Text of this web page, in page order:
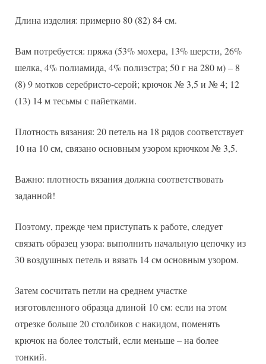
Длина изделия: примерно 80 (82) 84 см.
Вам потребуется: пряжа (53% мохера, 13% шерсти, 26%
шелка, 4% полиамида, 4% полиэстра; 50 г на 280 м) – 8
(8) 9 мотков серебристо-серой; крючок № 3,5 и № 4; 12
(13) 14 м тесьмы с пайетками.
Плотность вязания: 20 петель на 18 рядов соответствует
10 на 10 см, связано основным узором крючком № 3,5.
Важно: плотность вязания должна соответствовать
заданной!
Поэтому, прежде чем приступать к работе, следует
связать образец узора: выполнить начальную цепочку из
30 воздушных петель и вязать 14 см основным узором.
Затем сосчитать петли на среднем участке
изготовленного образца длиной 10 см: если на этом
отрезке больше 20 столбиков с накидом, поменять
крючок на более толстый, если меньше – на более
тонкий.